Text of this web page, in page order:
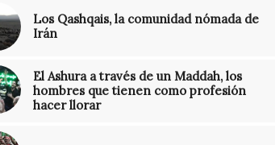
Los Qashqais, la comunidad nómada de
Irán
El Ashura a través de un Maddah, los
hombres que tienen como profesión
hacer llorar